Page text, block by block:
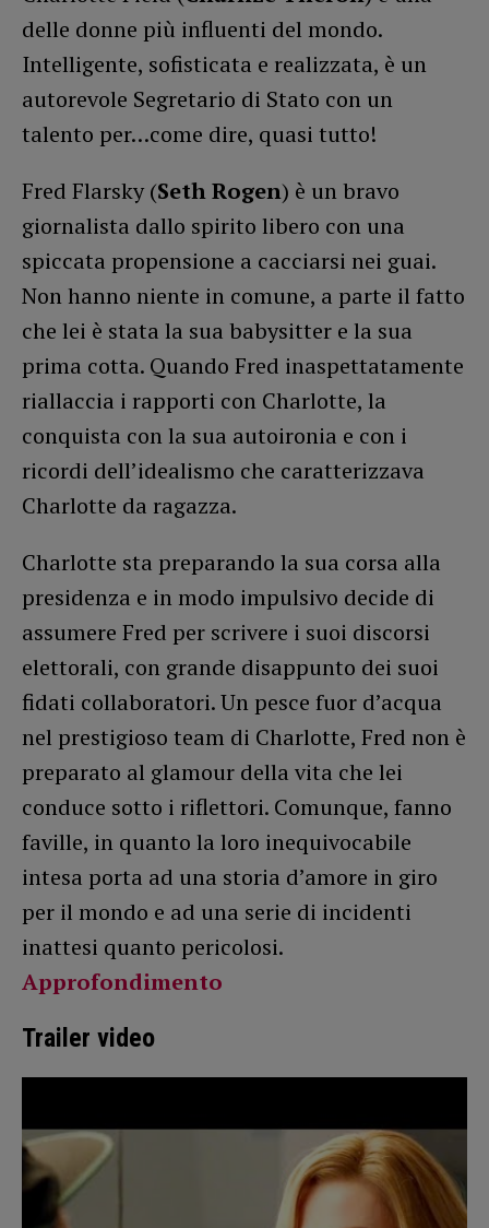
delle donne più influenti del mondo.
Intelligente, sofisticata e realizzata, è un
autorevole Segretario di Stato con un
talento per…come dire, quasi tutto!
Fred Flarsky (Seth Rogen) è un bravo
giornalista dallo spirito libero con una
spiccata propensione a cacciarsi nei guai.
Non hanno niente in comune, a parte il fatto
che lei è stata la sua babysitter e la sua
prima cotta. Quando Fred inaspettatamente
riallaccia i rapporti con Charlotte, la
conquista con la sua autoironia e con i
ricordi dell’idealismo che caratterizzava
Charlotte da ragazza.
Charlotte sta preparando la sua corsa alla
presidenza e in modo impulsivo decide di
assumere Fred per scrivere i suoi discorsi
elettorali, con grande disappunto dei suoi
fidati collaboratori. Un pesce fuor d’acqua
nel prestigioso team di Charlotte, Fred non è
preparato al glamour della vita che lei
conduce sotto i riflettori. Comunque, fanno
faville, in quanto la loro inequivocabile
intesa porta ad una storia d’amore in giro
per il mondo e ad una serie di incidenti
inattesi quanto pericolosi.
Approfondimento
Trailer video